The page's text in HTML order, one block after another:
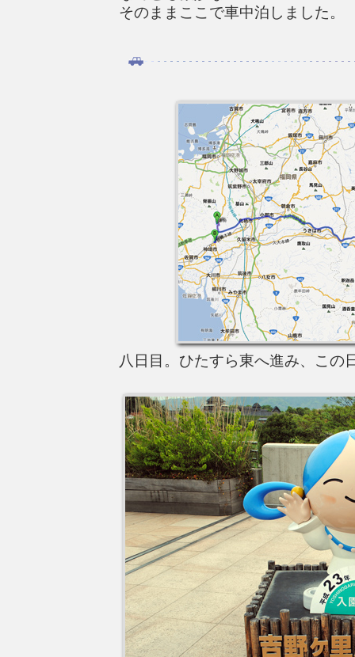
そのままここで車中泊しました。
八日目。ひたすら東へ進み、この